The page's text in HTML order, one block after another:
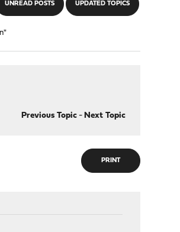
UNREAD POSTS UPDATED TOPICS
Previous Topic- Next Topic
PRINT